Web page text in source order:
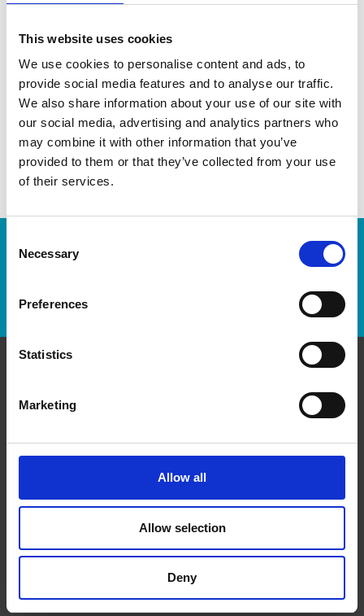
This website uses cookies
We use cookies to personalise content and ads, to
provide social media features and to analyse our traffic.
We also share information about your use of our site with
our social media, advertising and analytics partners who
may combine it with other information that you’ve
provided to them or that they’ve collected from your use
of their services.
Selection
Necessary
Preferences
Statistics
Marketing
Allow all
Allow selection
Deny
Numéro de suivi :
Repérer un envoi
7000 McLeod Rd, Unit 17
Niagara Falls Ontario - L2G 7K3
Obtenez l'itinéraire vers notre magasin
(905) 374-7127
store192@theupsstore.ca
Nous suivre